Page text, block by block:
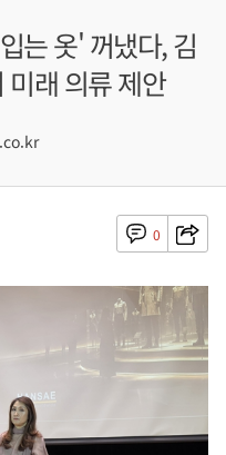
는 옷' 꺼냈다, 김
래 의류 제안
0